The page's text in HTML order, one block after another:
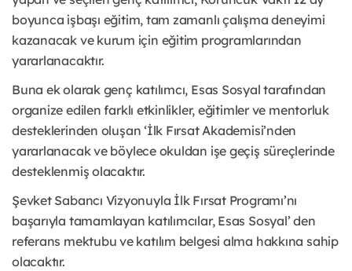
boyunca işbaşı eğitim, tam zamanlı çalışma deneyimi
kazanacak ve kurum için eğitim programlarından
yararlanacaktır.
Buna ek olarak genç katılımcı, Esas Sosyal tarafından
organize edilen farklı etkinlikler, eğitimler ve mentorluk
desteklerinden oluşan ‘İlk Fırsat Akademisi’nden
yararlanacak ve böylece okuldan işe geçiş süreçlerinde
desteklenmiş olacaktır.
Şevket Sabancı Vizyonuyla İlk Fırsat Programı’nı
başarıyla tamamlayan katılımcılar, Esas Sosyal’ den
referans mektubu ve katılım belgesi alma hakkına sahip
olacaktır.